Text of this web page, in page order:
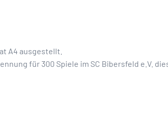
A4 ausgestellt.
für 300 Spiele im SC Bibersfeld e.V.